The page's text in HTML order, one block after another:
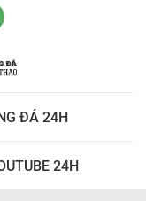
ĐÁ 24H
24H